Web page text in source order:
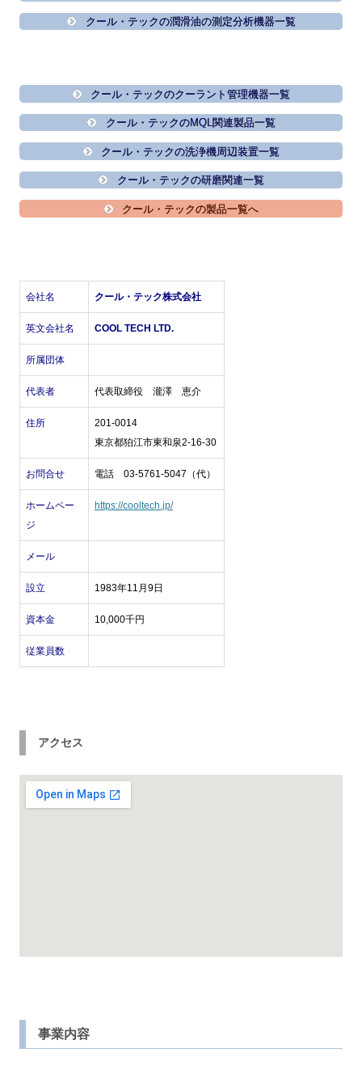
クール・テックの潤滑油の測定分析機器一覧
クール・テックのクーラント管理機器一覧
クール・テックのMQL関連製品一覧
クール・テックの洗浄機周辺装置一覧
クール・テックの研磨関連一覧
クール・テックの製品一覧へ
会社名 クール・テック株式会社
英文会社名 COOL TECH LTD.
所属団体
代表者 代表取締役 瀧澤 恵介
住所
201-0014
東京都狛江市東和泉2-16-30
お問合せ 電話 03-5761-5047（代）
ホームペー
ジ
https://cooltech.jp/
メール
設立 1983年11月9日
資本金 10,000千円
従業員数
アクセス
事業内容